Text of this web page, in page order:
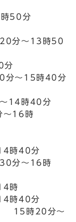
50分
分～13時50
分
分～15時40分
14時40分
～16時
時40分
分～16時
時
時40分
） 15時20分～